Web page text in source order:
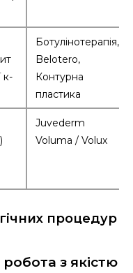
к-
Ботулінотерапія,
Belotero,
Контурна
пластика
Juvederm
Voluma / Volux
процедур
з якістю